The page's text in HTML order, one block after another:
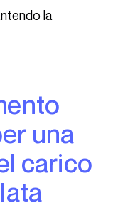
la
una
carico